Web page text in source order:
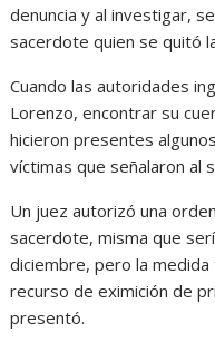
denuncia y al investigar,
sacerdote quien se quitó
Cuando las autoridades
Lorenzo, encontrar su
hicieron presentes
víctimas que señalaron al
Un juez autorizó una
sacerdote, misma que
diciembre, pero la
recurso de eximición de
presentó.